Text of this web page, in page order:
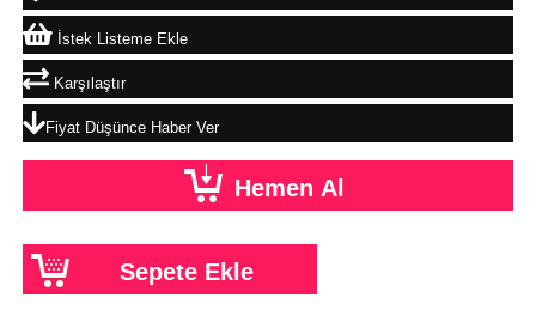
İstek Listeme Ekle
Karşılaştır
Fiyat Düşünce Haber Ver